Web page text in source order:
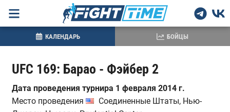
UFC 169: Барао - Фэйбер 2
Дата проведения турнира 1 февраля 2014 г.
Место проведения
Соединенные Штаты, Нью-
КАЛЕНДАРЬ БОЙЦЫ